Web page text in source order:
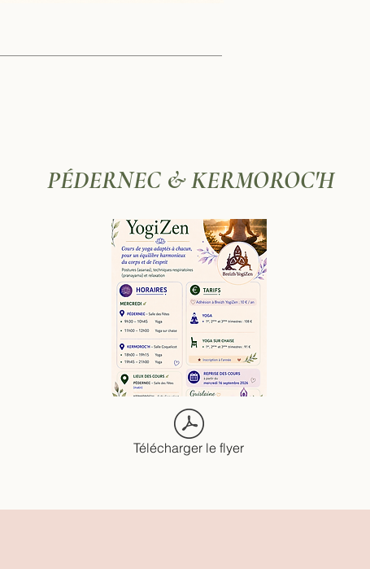
PÉDERNEC &KERMOROC'H
Télécharger le flyer